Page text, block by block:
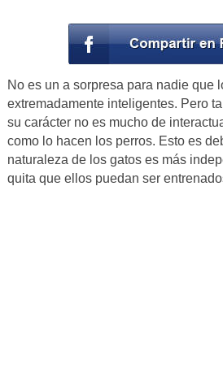
No es un a sorpresa para nadie que
extremadamente inteligentes. Pero
su carácter no es mucho de
como lo hacen los perros. Esto es
naturaleza de los gatos es más
quita que ellos puedan ser